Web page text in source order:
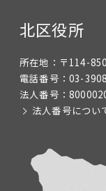
北区役所
所在地： 〒114-
電話番号： 03-
法人番号：
法人番号につい